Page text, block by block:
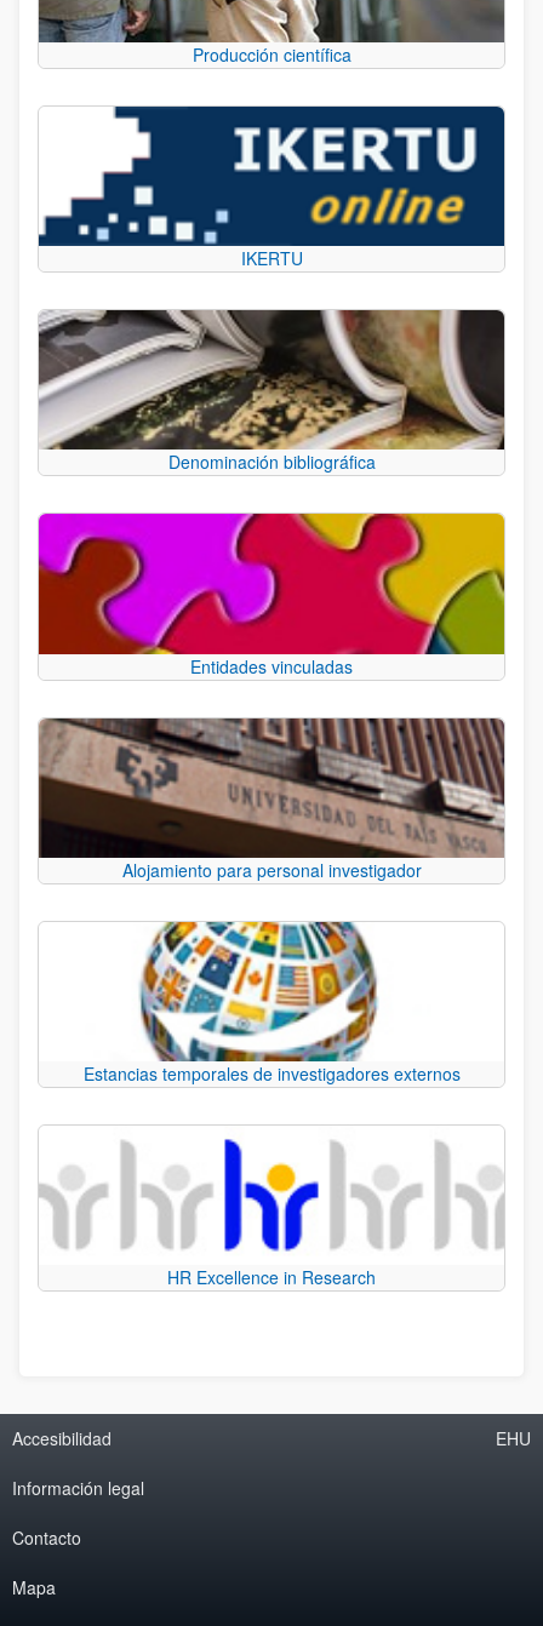
Producción científica
IKERTU
Denominación bibliográfica
Entidades vinculadas
Alojamiento para personal investigador
Estancias temporales de investigadores externos
HR Excellence in Research
Accesibilidad
Información legal
Contacto
Mapa
EHU